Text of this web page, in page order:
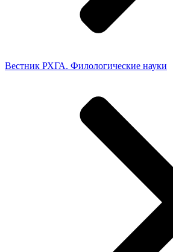
Вестник РХГА. Филологические науки